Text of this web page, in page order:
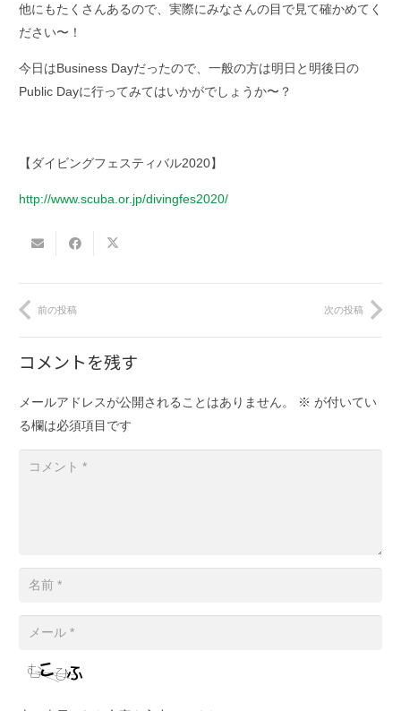
他にもたくさんあるので、実際にみなさんの目で見て確かめてく
ださい〜！
今日はBusiness Dayだったので、一般の方は明日と明後日の
Public Dayに行ってみてはいかがでしょうか〜？
【ダイビングフェスティバル2020】
http://www.scuba.or.jp/divingfes2020/
前の投稿 次の投稿
コメントを残す
メールアドレスが公開されることはありません。 ※ が付いてい
る欄は必須項目です